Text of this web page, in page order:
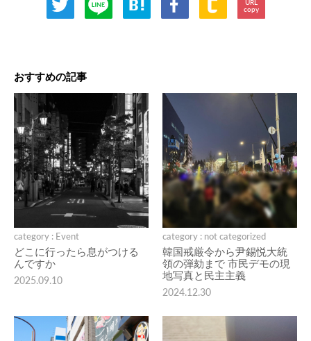
URL
copy
おすすめの記事
category : Event
どこに行ったら息がつける
んですか
2025.09.10
category : not categorized
韓国戒厳令から尹錫悦大統
領の弾劾まで 市民デモの現
地写真と民主主義
2024.12.30